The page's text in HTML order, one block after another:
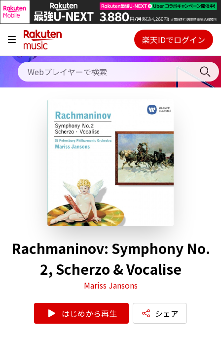
キャンペーン
料金プラン
使い方
初回30日間無料お試し
Webプレイヤー
ご契約内容の確認・変更
楽天IDでログイン
Rachmaninov: Symphony No.
2, Scherzo & Vocalise
Mariss Jansons
はじめから再生 シェア